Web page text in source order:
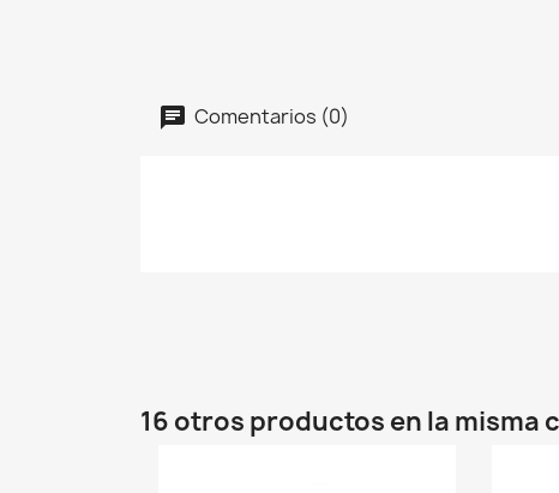
Comentarios (0)
16 otros productos en la misma